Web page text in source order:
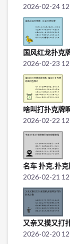
2026-02-24
国风红龙扑克
2026-02-23
啥叫打扑克牌
2026-02-22
名车 扑克,扑
2026-02-21
又亲又摸又打
2026-02-20